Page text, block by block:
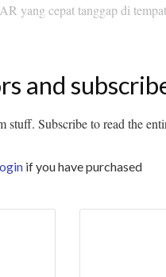
yang cepat tanggap di
and
stuff. Subscribe to read the
if you have purchased